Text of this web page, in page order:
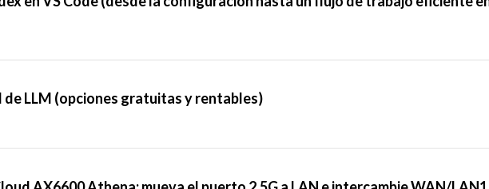
de LLM (opciones gratuitas y rentables)